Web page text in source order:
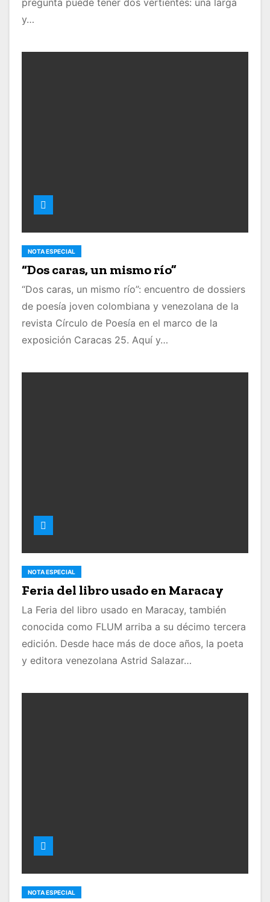
pregunta puede tener dos vertientes: una larga
y…
NOTA ESPECIAL
“Dos caras, un mismo río”
“Dos caras, un mismo río”: encuentro de dossiers
de poesía joven colombiana y venezolana de la
revista Círculo de Poesía en el marco de la
exposición Caracas 25. Aquí y…
NOTA ESPECIAL
Feria del libro usado en Maracay
La Feria del libro usado en Maracay, también
conocida como FLUM arriba a su décimo tercera
edición. Desde hace más de doce años, la poeta
y editora venezolana Astrid Salazar…
NOTA ESPECIAL